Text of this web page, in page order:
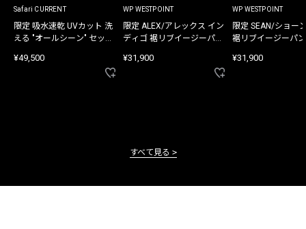
Safari CURRENT
限定 吸水速乾 UVカット 洗
える "オールシーン" セット
¥49,500
WP WESTPOINT
限定 ALEX/アレックス イン
ディゴ 裾リブイージーパン
¥31,900
WP WESTPOINT
限定 SEAN/ショー
裾リブイージーパ
¥31,900
すべて見る